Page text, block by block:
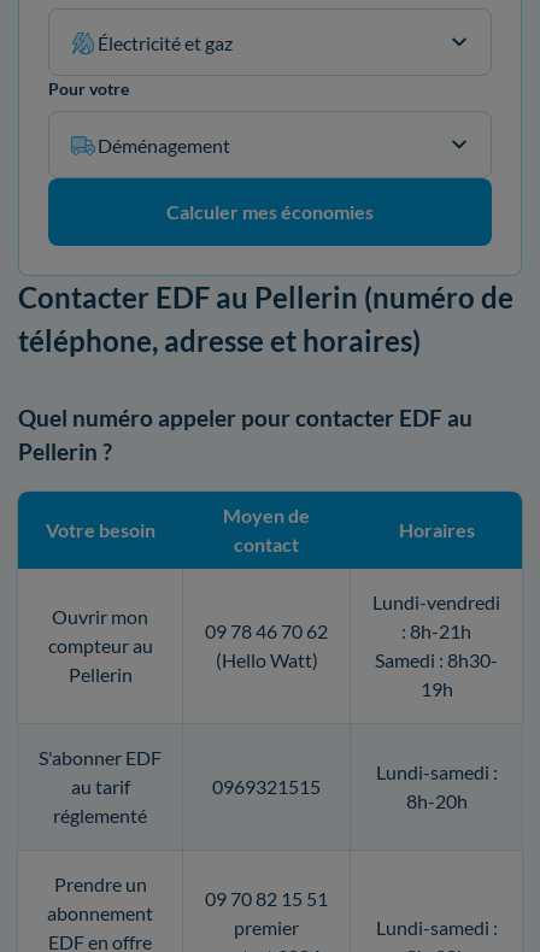
Électricité et gaz
Pour votre
Déménagement
Calculer mes économies
Contacter EDF au Pellerin (numéro de
téléphone, adresse et horaires)
Quel numéro appeler pour contacter EDF au
Pellerin ?
Votre besoin
Moyen de
contact
Horaires
Ouvrir mon
compteur au
Pellerin
09 78 46 70 62
(Hello Watt)
Lundi-vendredi
: 8h-21h
Samedi : 8h30-
19h
S'abonner EDF
au tarif
réglementé
0969321515
Lundi-samedi :
8h-20h
Prendre un
abonnement
EDF en offre
09 70 82 15 51
premier
Lundi-samedi :